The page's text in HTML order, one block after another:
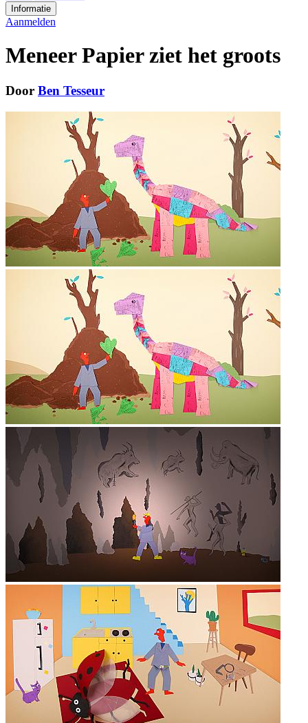
Informatie
Aanmelden
Meneer Papier ziet het groots
Door Ben Tesseur